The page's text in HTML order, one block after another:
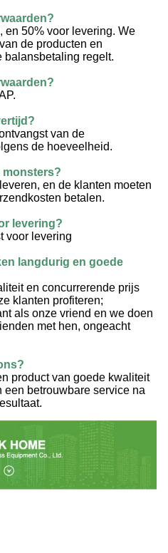
en 50% voor levering. We
de producten en
balansbetaling regelt.
van de
de hoeveelheid.
monsters?
en de klanten moeten
betalen.
levering?
voor levering
langdurig en goede
en concurrerende prijs
klanten profiteren;
als onze vriend en we doen
met hen, ongeacht
product van goede kwaliteit
betrouwbare service na